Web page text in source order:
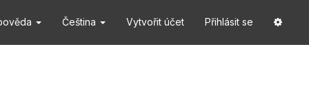
Čeština Vytvořit účet Přihlásit se